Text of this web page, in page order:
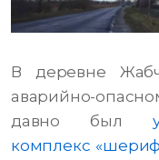
В деревне
аварийно-
давно был
комплекс